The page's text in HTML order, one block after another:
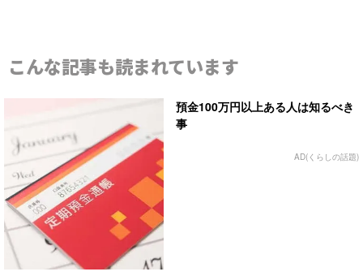
こんな記事も読まれています
預金100万円以上ある人は知るべき
事
AD(くらしの話題)